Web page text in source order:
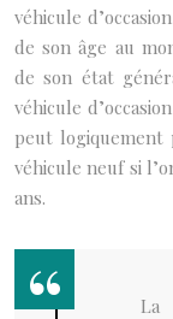
véhicule
de son âge au
de son état
véhicule
peut logiquement
véhicule neuf si
ans.
La